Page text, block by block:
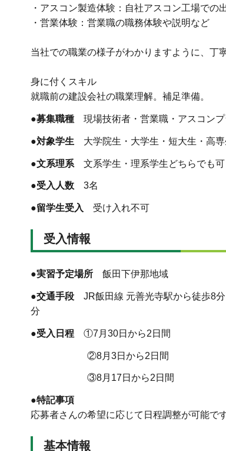
・アスコン製造体験：自社アスコン工場での
・営業体験：営業職の職務体験や説明など
当社での職業の様子がわかりますように、丁
身に付くスキル
就職前の建設会社の職業理解。補足準備。
●募集職種 現場技術者・営業職・アスコン
●対象学生 大学院生・大学生・短大生・高
●文系理系 文系学生・理系学生どちらでも可
●受入人数 3名
●留学生受入 受け入れ不可
受入情報
●実習予定場所 飯田下伊那地域
●交通手段 JR飯田線 元善光寺駅から徒歩8
分
●受入日程 ①7月30日から2日間
②8月3日から2日間
③8月17日から2日間
●特記事項
応募者さんの希望に応じて日程調整が可能で
基本情報